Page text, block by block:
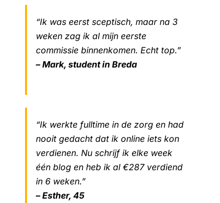
“Ik was eerst sceptisch, maar na 3
weken zag ik al mijn eerste
commissie binnenkomen. Echt top.”
– Mark, student in Breda
“Ik werkte fulltime in de zorg en had
nooit gedacht dat ik online iets kon
verdienen. Nu schrijf ik elke week
één blog en heb ik al €287 verdiend
in 6 weken.”
– Esther, 45